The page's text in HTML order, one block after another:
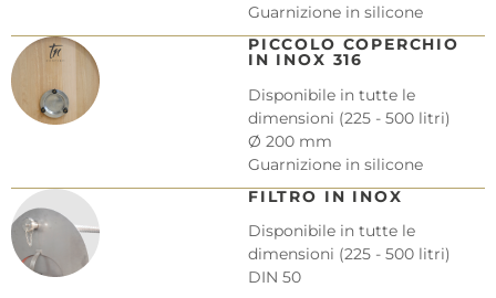
Guarnizione in silicone
PICCOLO COPERCHIO
IN INOX 316
Disponibile in tutte le
dimensioni (225 - 500 litri)
Ø 200 mm
Guarnizione in silicone
FILTRO IN INOX
Disponibile in tutte le
dimensioni (225 - 500 litri)
DIN 50